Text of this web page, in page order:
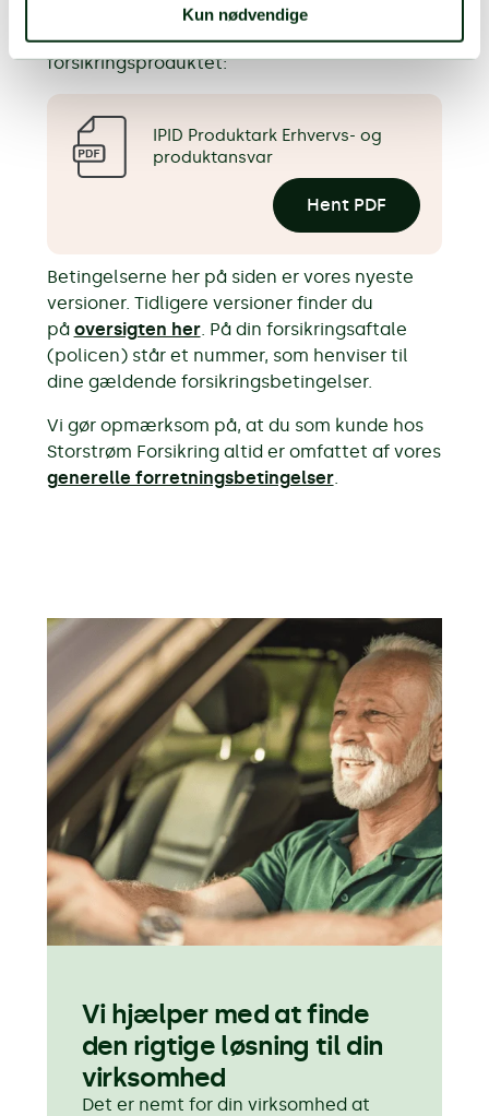
Kun nødvendige
Produktark (IPID)
Dokument med oplysninger om
forsikringsproduktet:
IPID Produktark Erhvervs- og
produktansvar
Hent PDF
Betingelserne her på siden er vores nyeste
versioner. Tidligere versioner finder du
på oversigten her. På din forsikringsaftale
(policen) står et nummer, som henviser til
dine gældende forsikringsbetingelser.
Vi gør opmærksom på, at du som kunde hos
Storstrøm Forsikring altid er omfattet af vores
generelle forretningsbetingelser.
Vi hjælper med at finde
den rigtige løsning til din
virksomhed
Det er nemt for din virksomhed at